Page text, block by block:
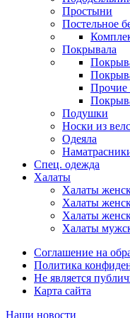
Простыни
Постельное
Покрывала
Прочие
Подушки
Носки из
Одеяла
Спец. одежда
Халаты
Халаты
Халаты
Халаты
Халаты
Соглашение на
Политика
Не является
Карта сайта
Наши новости